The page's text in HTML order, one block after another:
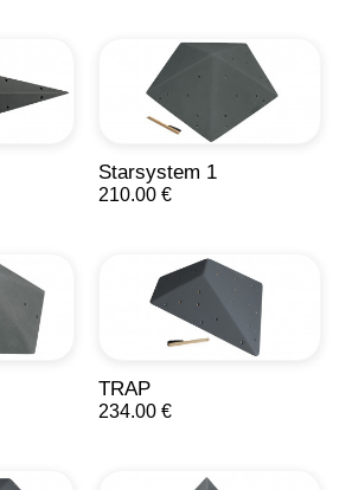
Starsystem 1
210.00 €
TRAP
234.00 €